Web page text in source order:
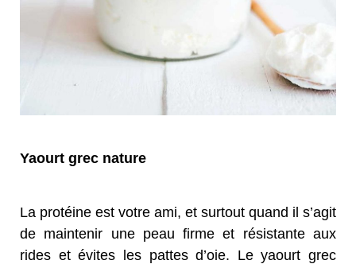
Yaourt grec nature
La protéine est votre ami, et surtout quand il s’agit
de maintenir une peau firme et résistante aux
rides et évites les pattes d’oie. Le yaourt grec